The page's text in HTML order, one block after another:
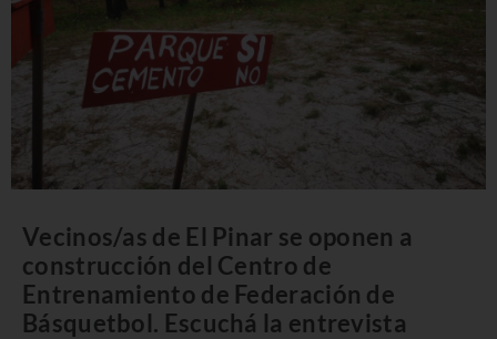
Vecinos/as de El Pinar se oponen a
construcción del Centro de
Entrenamiento de Federación de
Básquetbol. Escuchá la entrevista